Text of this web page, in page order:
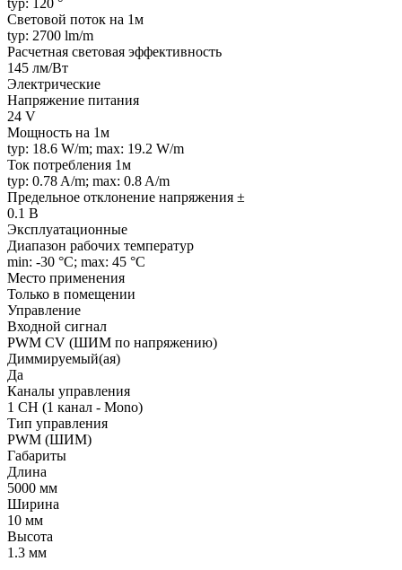
Световой поток на 1м
typ: 2700 lm/m
Расчетная световая эффективность
145 лм/Вт
Электрические
Напряжение питания
24 V
Мощность на 1м
typ: 18.6 W/m; max: 19.2 W/m
Ток потребления 1м
typ: 0.78 A/m; max: 0.8 A/m
Предельное отклонение напряжения ±
0.1 В
Эксплуатационные
Диапазон рабочих температур
min: -30 °C; max: 45 °C
Место применения
Только в помещении
Управление
Входной сигнал
PWM СV (ШИМ по напряжению)
Диммируемый(ая)
Да
Каналы управления
1 CH (1 канал - Mono)
Тип управления
PWM (ШИМ)
Габариты
Длина
5000 мм
Ширина
10 мм
Высота
1.3 мм